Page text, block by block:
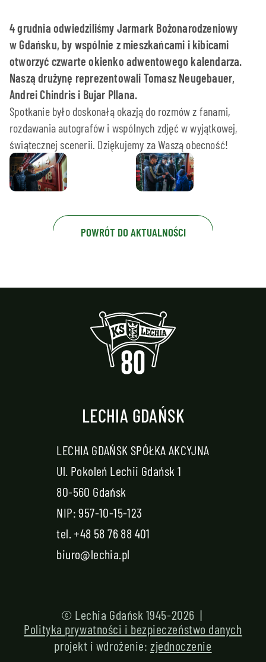
4 grudnia odwiedziliśmy Jarmark Bożonarodzeniowy
w Gdańsku, by wspólnie z mieszkańcami i kibicami
otworzyć czwarte okienko adwentowego kalendarza.
Naszą drużynę reprezentowali Tomasz Neugebauer,
Andrei Chindris i Bujar Pllana.
Spotkanie było doskonałą okazją do rozmów z fanami,
rozdawania autografów i wspólnych zdjęć w wyjątkowej,
świątecznej scenerii. Dziękujemy za Waszą obecność!
POWRÓT DO AKTUALNOŚCI
LECHIA GDAŃSK
LECHIA GDAŃSK SPÓŁKA AKCYJNA
Ul. Pokoleń Lechii Gdańsk 1
80-560 Gdańsk
NIP: 957-10-15-123
tel.+48 58 76 88 401
biuro@lechia.pl
© Lechia Gdańsk 1945-2026 |
Polityka prywatności i bezpieczeństwo danych
projekt i wdrożenie: zjednoczenie